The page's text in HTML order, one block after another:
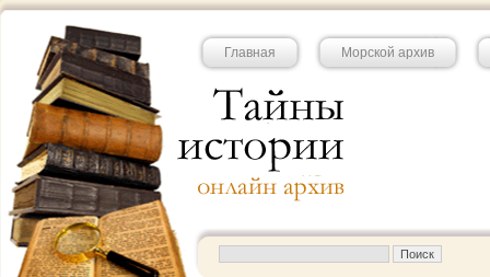
Главная Морской архив